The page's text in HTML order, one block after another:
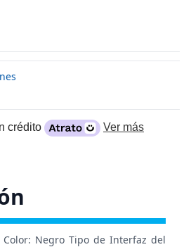
crédito Ver más
Color: Negro Tipo de Interfaz del